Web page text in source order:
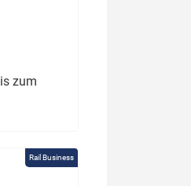
zum
Rail Business